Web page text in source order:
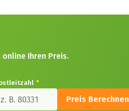
Ihren Preis.
*
Preis Berechnen